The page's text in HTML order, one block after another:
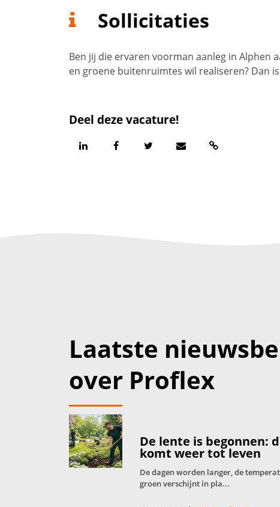
Sollicitaties
Ben jij die ervaren voorman aanleg in Alphen
en groene buitenruimtes wil realiseren? Dan
Deel deze vacature!
Laatste
over Proflex
De lente is begonnen:
komt weer tot leven
De dagen worden langer, de
groen verschijnt in pla...